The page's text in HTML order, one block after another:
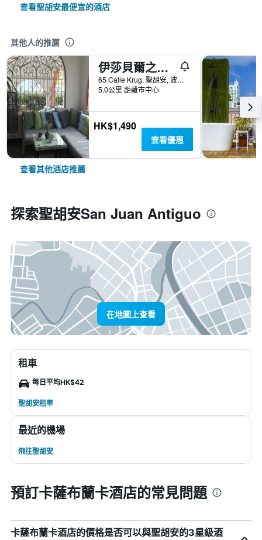
查看聖胡安最便宜的酒店
其他人的推薦
伊莎貝爾之家住宿加早餐旅館
65 Calle Krug, 聖胡安, 波多黎各
5.0公里 距離市中心
HK$1,490
查看優惠
查看其他酒店推薦
探索聖胡安San Juan Antiguo
在地圖上查看
租車
每日平均HK$42
聖胡安租車
最近的機場
飛往聖胡安
預訂卡薩布蘭卡酒店的常見問題
卡薩布蘭卡酒店的價格是否可以與聖胡安的3星級酒